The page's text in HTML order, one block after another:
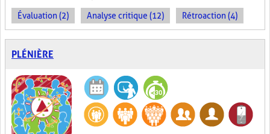
Évaluation (2) Analyse critique (12) Rétroaction (4)
PLÉNIÈRE